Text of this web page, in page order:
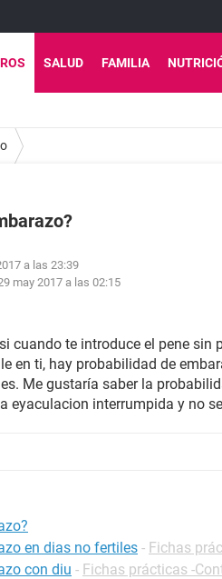
SALUD FAMILIA
a las 23:39
may 2017 a las 02:15
cuando te introduce el pene sin
en ti, hay probabilidad de
Me gustaría saber la
eyaculacion interrumpida y no
en dias no fertiles - Fichas
con diu - Fichas prácticas -